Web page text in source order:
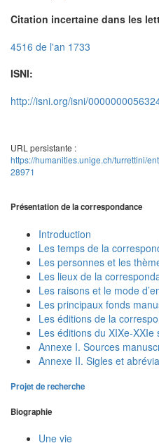
Citation incertaine dans les
4516 de l'an 1733
ISNI:
http://isni.org/isni/
URL persistante :
https://humanities.unige.ch/turrettini/
28971
Présentation de la correspondance
Introduction
Les temps de la
Les personnes et les
Les lieux de la
Les raisons et le mode
Les principaux fonds
Les éditions de la
Les éditions du XIXe-XXIe
Annexe I. Sources
Annexe II. Sigles et
Projet de recherche
Biographie
Une vie